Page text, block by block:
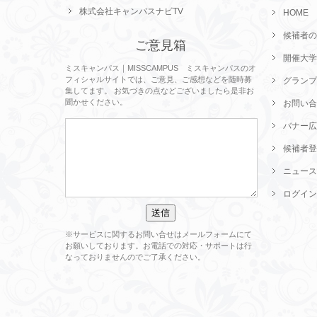
株式会社キャンパスナビTV
ご意見箱
ミスキャンパス｜MISSCAMPUS ミスキャンパスのオ
フィシャルサイトでは、ご意見、ご感想などを随時募
集してます。 お気づきの点などございましたら是非お
聞かせください。
※サービスに関するお問い合せはメールフォームにて
お願いしております。お電話での対応・サポートは行
なっておりませんのでご了承ください。
HOME
候補者
開催大
グラン
お問い
バナー
候補者
ニュース
ログイン